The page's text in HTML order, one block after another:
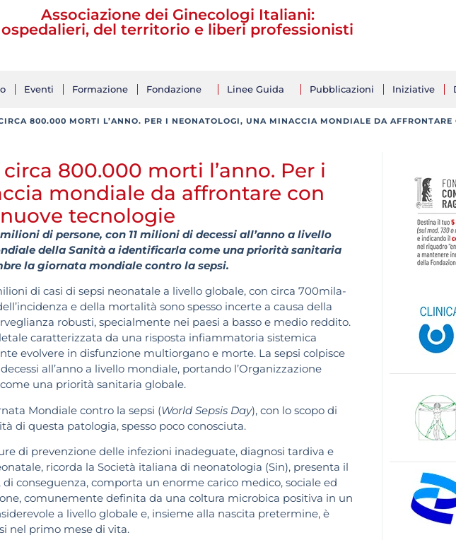
Associazione dei Ginecologi Italiani:
ospedalieri, del territorio e liberi professionisti
Eventi Formazione Fondazione Linee Guida Pubblicazioni Iniziative
800.000 MORTI L’ANNO. PER I NEONATOLOGI, UNA MINACCIA MONDIALE DA AFFRONTARE
800.000 morti l’anno. Per i
mondiale da affrontare con
tecnologie
di persone, con 11 milioni di decessi all’anno a livello
della Sanità a identificarla come una priorità sanitaria
la giornata mondiale contro la sepsi.
di casi di sepsi neonatale a livello globale, con circa 700mila-
e della mortalità sono spesso incerte a causa della
robusti, specialmente nei paesi a basso e medio reddito.
caratterizzata da una risposta infiammatoria sistemica
evolvere in disfunzione multiorgano e morte. La sepsi colpisce
all’anno a livello mondiale, portando l’Organizzazione
una priorità sanitaria globale.
Mondiale contro la sepsi (World Sepsis Day), con lo scopo di
di questa patologia, spesso poco conosciuta.
di prevenzione delle infezioni inadeguate, diagnosi tardiva e
ricorda la Società italiana di neonatologia (Sin), presenta il
conseguenza, comporta un enorme carico medico, sociale ed
comunemente definita da una coltura microbica positiva in un
a livello globale e, insieme alla nascita pretermine, è
nel primo mese di vita.